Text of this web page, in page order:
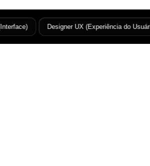
Designer UX (Experiência do Usuário)